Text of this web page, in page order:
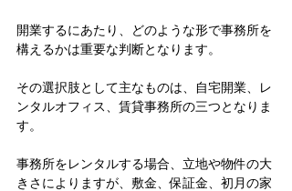
開業するにあたり、どのような形で事務所を
構えるかは重要な判断となります。
その選択肢として主なものは、自宅開業、レ
ンタルオフィス、賃貸事務所の三つとなりま
す。
事務所をレンタルする場合、立地や物件の大
きさによりますが、敷金、保証金、初月の家